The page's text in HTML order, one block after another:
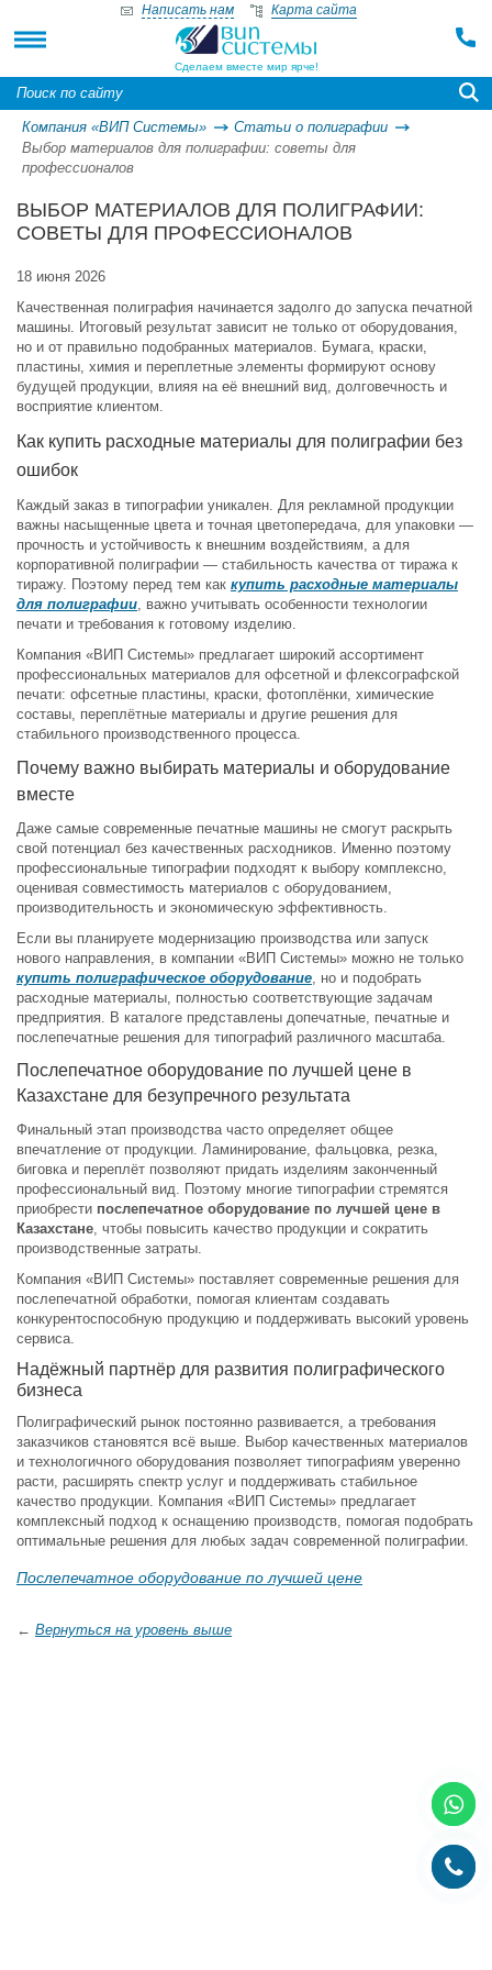
Сделаем вместе мир ярче!
Написать нам Карта сайта
Компания «ВИП Системы»
Статьи о полиграфии
Выбор материалов для полиграфии: советы для
профессионалов
ВЫБОР МАТЕРИАЛОВ ДЛЯ ПОЛИГРАФИИ:
СОВЕТЫ ДЛЯ ПРОФЕССИОНАЛОВ
18 июня 2026
Качественная полиграфия начинается задолго до запуска печатной
машины. Итоговый результат зависит не только от оборудования,
но и от правильно подобранных материалов. Бумага, краски,
пластины, химия и переплетные элементы формируют основу
будущей продукции, влияя на её внешний вид, долговечность и
восприятие клиентом.
Как купить расходные материалы для полиграфии без
ошибок
Каждый заказ в типографии уникален. Для рекламной продукции
важны насыщенные цвета и точная цветопередача, для упаковки —
прочность и устойчивость к внешним воздействиям, а для
корпоративной полиграфии — стабильность качества от тиража к
тиражу. Поэтому перед тем как купить расходные материалы
для полиграфии, важно учитывать особенности технологии
печати и требования к готовому изделию.
Компания «ВИП Системы» предлагает широкий ассортимент
профессиональных материалов для офсетной и флексографской
печати: офсетные пластины, краски, фотоплёнки, химические
составы, переплётные материалы и другие решения для
стабильного производственного процесса.
Почему важно выбирать материалы и оборудование
вместе
Даже самые современные печатные машины не смогут раскрыть
свой потенциал без качественных расходников. Именно поэтому
профессиональные типографии подходят к выбору комплексно,
оценивая совместимость материалов с оборудованием,
производительность и экономическую эффективность.
Если вы планируете модернизацию производства или запуск
нового направления, в компании «ВИП Системы» можно не только
купить полиграфическое оборудование, но и подобрать
расходные материалы, полностью соответствующие задачам
предприятия. В каталоге представлены допечатные, печатные и
послепечатные решения для типографий различного масштаба.
Послепечатное оборудование по лучшей цене в
Казахстане для безупречного результата
Финальный этап производства часто определяет общее
впечатление от продукции. Ламинирование, фальцовка, резка,
биговка и переплёт позволяют придать изделиям законченный
профессиональный вид. Поэтому многие типографии стремятся
приобрести послепечатное оборудование по лучшей цене в
Казахстане, чтобы повысить качество продукции и сократить
производственные затраты.
Компания «ВИП Системы» поставляет современные решения для
послепечатной обработки, помогая клиентам создавать
конкурентоспособную продукцию и поддерживать высокий уровень
сервиса.
Надёжный партнёр для развития полиграфического
бизнеса
Полиграфический рынок постоянно развивается, а требования
заказчиков становятся всё выше. Выбор качественных материалов
и технологичного оборудования позволяет типографиям уверенно
расти, расширять спектр услуг и поддерживать стабильное
качество продукции. Компания «ВИП Системы» предлагает
комплексный подход к оснащению производств, помогая подобрать
оптимальные решения для любых задач современной полиграфии.
Послепечатное оборудование по лучшей цене
← Вернуться на уровень выше